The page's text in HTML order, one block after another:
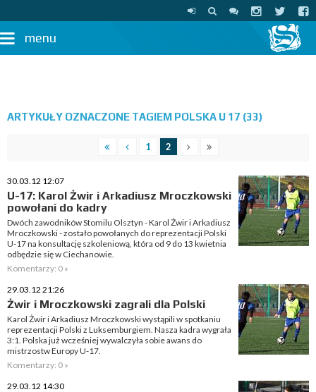
menu
ARTYKUŁY OZNACZONE TAGIEM POLSKA U 17 (33)
1 2
30.03.12 12:07
U-17: Karol Żwir i Arkadiusz Mroczkowski
powołani do kadry
Dwóch zawodników Stomilu Olsztyn - Karol Żwir i Arkadiusz
Mroczkowski - zostało powołanych do reprezentacji Polski
U-17 na konsultację szkoleniową, która od 9 do 13 kwietnia
odbędzie się w Ciechanowie.
Komentarzy: 0 »
29.03.12 21:26
Żwir i Mroczkowski zagrali dla Polski
Karol Żwir i Arkadiusz Mroczkowski wystąpili w spotkaniu
reprezentacji Polski z Luksemburgiem. Nasza kadra wygrała
3:1. Polska już wcześniej wywalczyła sobie awans do
mistrzostw Europy U-17.
Komentarzy: 0 »
29.03.12 14:30